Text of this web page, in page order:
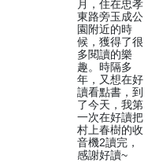
月，住在忠孝
東路旁玉成公
園附近的時
候，獲得了很
多閱讀的樂
趣。時隔多
年，又想在好
讀看點書，到
了今天，我第
一次在好讀把
村上春樹的收
音機2讀完，
感謝好讀~